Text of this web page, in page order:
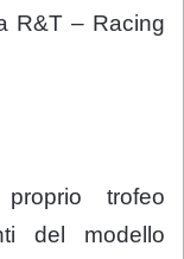
R&T – Racing
trofeo
del modello